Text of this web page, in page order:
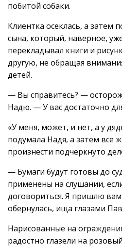
побитой собаки.
Клиентка осеклась, а затем
сына, который, наверное,
перекладывал книги и
другую, не обращая
детей.
— Вы справитесь? —
Надю. — У вас достаточно
«У меня, может, и нет, а у
подумала Надя, а затем все
произнести подчеркнуто
— Бумаги будут готовы до
применены на слушании,
договориться. Я пришлю
обернулась, ища глазами
Нарисованные на
радостно глазели на